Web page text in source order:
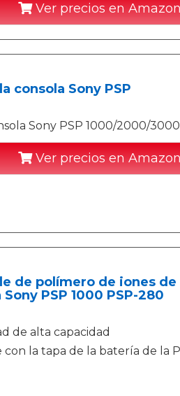
Ver precios en
consola Sony PSP
Sony PSP 1000/2000/3000
Ver precios en
de polímero de iones
PSP 1000 PSP-280
de alta capacidad
la tapa de la batería de la